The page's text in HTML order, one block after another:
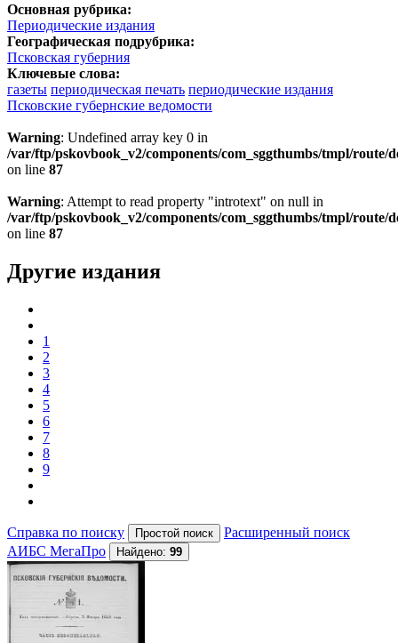
Основная рубрика:
Периодические издания
Географическая подрубрика:
Псковская губерния
Ключевые слова:
газеты периодическая печать периодические издания
Псковские губернские ведомости
Warning: Undefined array key 0 in
/var/ftp/pskovbook_v2/components/com_sggthumbs/tmpl/route/
on line 87
Warning: Attempt to read property "introtext" on null in
/var/ftp/pskovbook_v2/components/com_sggthumbs/tmpl/route/
on line 87
Другие издания
1
2
3
4
5
6
7
8
9
Справка по поиску
Расширенный поиск
АИБС МегаПро
Найдено: 99